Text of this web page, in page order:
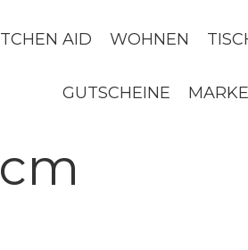
AID WOHNEN
GUTSCHEINE